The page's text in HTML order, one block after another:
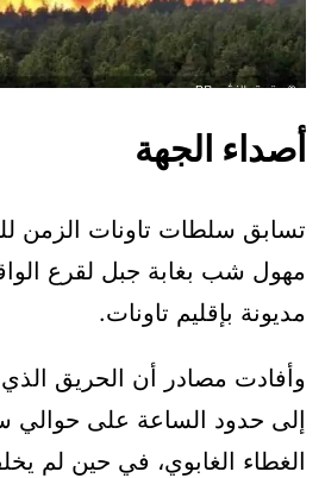
أصداء الجهة
تسابق سلطات تاونات الزمن
مهول شب بغابة جبل لقرع
مديونة بإقليم تاونات.
وأفادت مصادر أن الحريق الذي
إلى حدود الساعة على حوالي
الغطاء الغابوي، في حين لم